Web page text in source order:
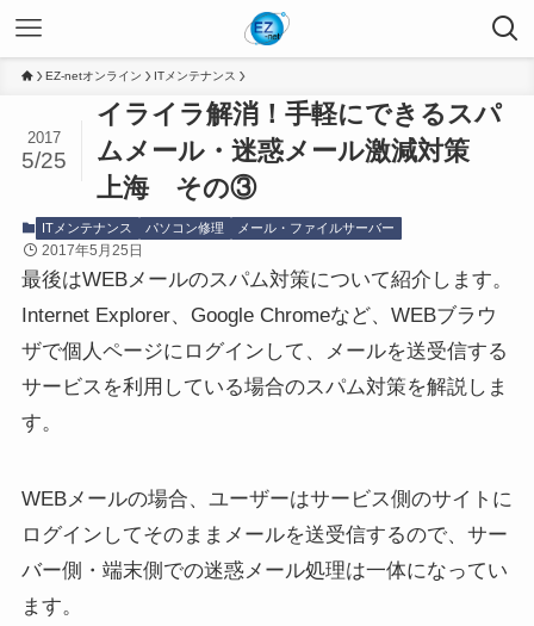
EZ-netオンライン ITメンテナンス
イライラ解消！手軽にできるスパ
ムメール・迷惑メール激減対策
上海 その③
2017
5/25
ITメンテナンス パソコン修理 メール・ファイルサーバー
2017年5月25日
最後はWEBメールのスパム対策について紹介します。
Internet Explorer、Google Chromeなど、WEBブラウ
ザで個人ページにログインして、メールを送受信する
サービスを利用している場合のスパム対策を解説しま
す。
WEBメールの場合、ユーザーはサービス側のサイトに
ログインしてそのままメールを送受信するので、サー
バー側・端末側での迷惑メール処理は一体になってい
ます。